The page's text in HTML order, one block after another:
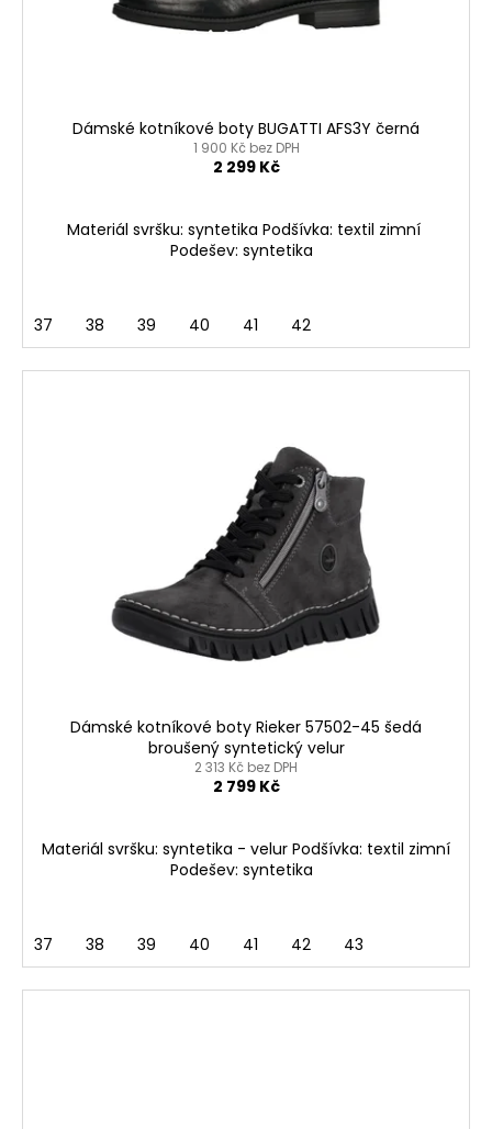
Dámské kotníkové boty BUGATTI AFS3Y černá
1 900 Kč bez DPH
2 299 Kč
Materiál svršku: syntetika Podšívka: textil zimní
Podešev: syntetika
37 38 39 40 41 42
Dámské kotníkové boty Rieker 57502-45 šedá
broušený syntetický velur
2 313 Kč bez DPH
2 799 Kč
Materiál svršku: syntetika - velur Podšívka: textil zimní
Podešev: syntetika
37 38 39 40 41 42 43